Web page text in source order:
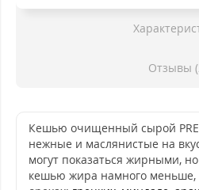
Отзывы
Кешью очищенный сырой
нежные и маслянистые на
могут показаться жирными,
кешью жира намного меньше,